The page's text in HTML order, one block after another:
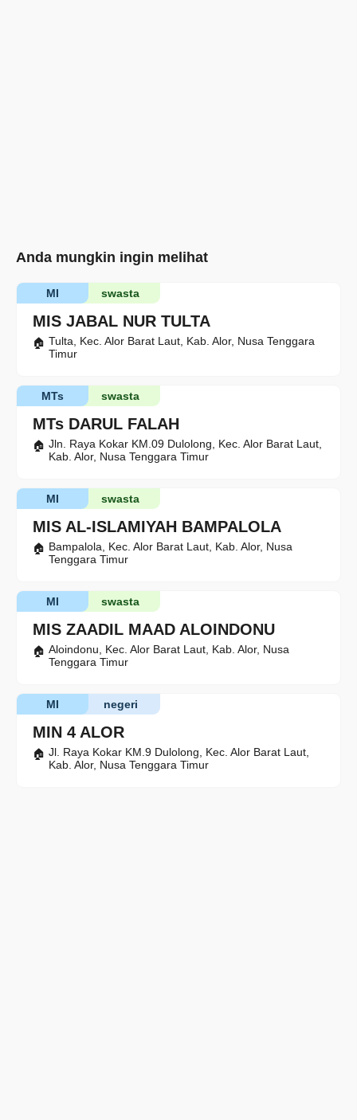
Anda mungkin ingin melihat
MIS JABAL NUR TULTA
swasta
MI
Tulta, Kec. Alor Barat Laut, Kab. Alor, Nusa Tenggara
Timur
MTs DARUL FALAH
swasta
MTs
Jln. Raya Kokar KM.09 Dulolong, Kec. Alor Barat Laut,
Kab. Alor, Nusa Tenggara Timur
MIS AL-ISLAMIYAH BAMPALOLA
swasta
MI
Bampalola, Kec. Alor Barat Laut, Kab. Alor, Nusa
Tenggara Timur
MIS ZAADIL MAAD ALOINDONU
swasta
MI
Aloindonu, Kec. Alor Barat Laut, Kab. Alor, Nusa
Tenggara Timur
MIN 4 ALOR
negeri
MI
Jl. Raya Kokar KM.9 Dulolong, Kec. Alor Barat Laut,
Kab. Alor, Nusa Tenggara Timur